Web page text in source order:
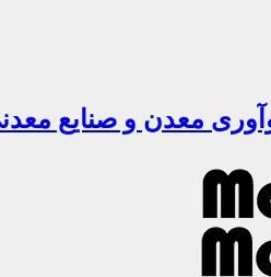
معدن و صنایع